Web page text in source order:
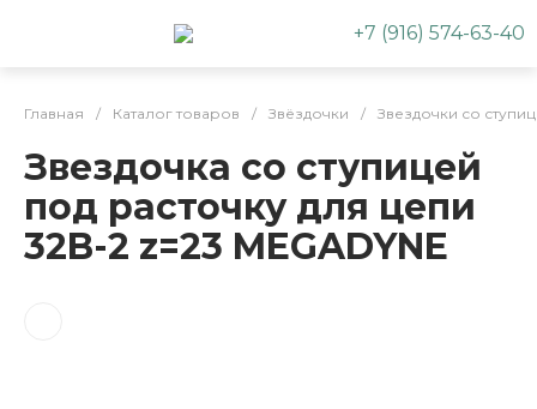
+7 (916) 574-63-40
Главная / Каталог товаров / Звёздочки / Звездочки со
Звездочка со ступицей
под расточку для цепи
32B-2 z=23 MEGADYNE